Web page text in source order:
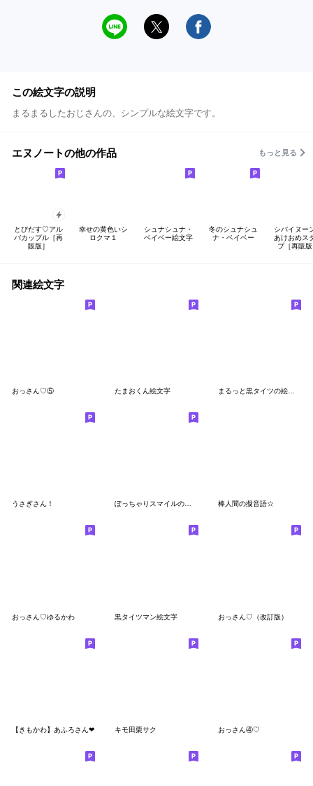
この絵文字の説明
まるまるしたおじさんの、シンプルな絵文字です。
エヌノートの他の作品 もっと見る
とびだす♡アル
バカップル［再
販版］
幸せの黄色いシ
ロクマ１
シュナシュナ・
ベイベー絵文字
冬のシュナシュ
ナ・ベイベー
シバイヌー
あけおめス
プ［再販
関連絵文字
おっさん♡⑤ たまおくん絵文字 まるっと黒タイツの絵文字
うさぎさん！ ぽっちゃりスマイルのカワイイ日常絵文字 棒人間の擬音語☆
おっさん♡ゆるかわ 黒タイツマン絵文字 おっさん♡（改訂版）
【きもかわ】あふろさん❤ キモ田栗サク おっさん④♡